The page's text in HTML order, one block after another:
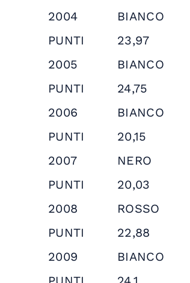
2004
BIANCO
PUNTI
23,97
2005
BIANCO
PUNTI
24,75
2006
BIANCO
PUNTI
20,15
2007
NERO
PUNTI
20,03
2008
ROSSO
PUNTI
22,88
2009
BIANCO